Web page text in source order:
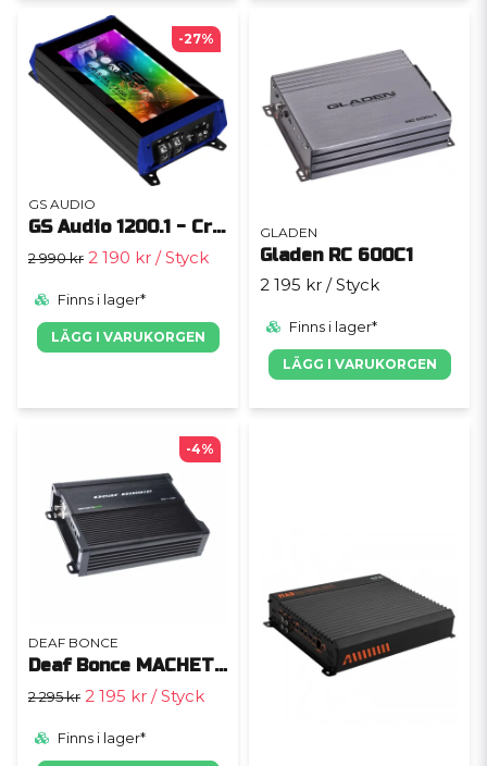
GS AUDIO
GS Audio 1200.1 - Crystal Series
2 990 kr 2 190 kr / Styck
Finns i lager*
LÄGG I VARUKORGEN
-27%
GLADEN
Gladen RC 600C1
2 195 kr / Styck
Finns i lager*
LÄGG I VARUKORGEN
DEAF BONCE
Deaf Bonce MACHETE MFA-1.1000
2 295 kr 2 195 kr / Styck
Finns i lager*
-4%